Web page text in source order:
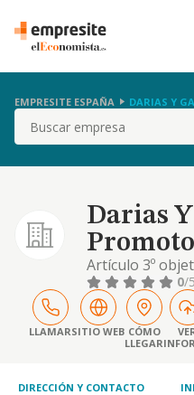
EMPRESITE ESPAÑA DARIAS Y
Buscar
Darias
Artículo 3º
de la compañía
construcción,
compraventa
viviendas,
industriales y
0/5
LLAMARSITIO WEB CÓMO
LLEGAR
DIRECCIÓN Y CONTACTO